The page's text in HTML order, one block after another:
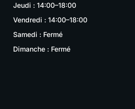
Jeudi : 14:00–18:00
Vendredi : 14:00–18:00
Samedi : Fermé
Dimanche : Fermé